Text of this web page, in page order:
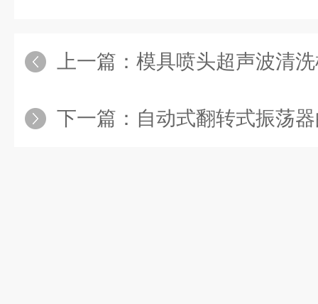
上一篇： 模具喷头超声波清洗机主要由超
下一篇： 自动式翻转式振荡器的优势